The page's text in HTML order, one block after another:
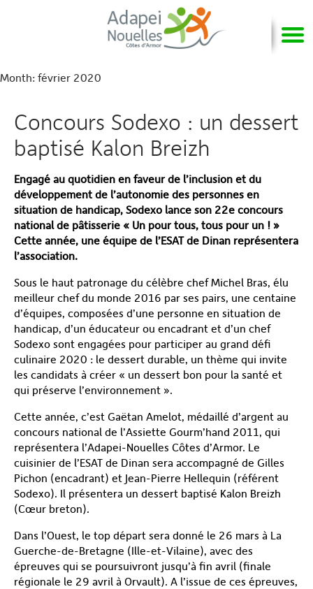
Month: février 2020
Concours Sodexo : un dessert
baptisé Kalon Breizh
Engagé au quotidien en faveur de l’inclusion et du
développement de l’autonomie des personnes en
situation de handicap, Sodexo lance son 22e concours
national de pâtisserie « Un pour tous, tous pour un ! »
Cette année, une équipe de l’ESAT de Dinan représentera
l’association.
Sous le haut patronage du célèbre chef Michel Bras, élu
meilleur chef du monde 2016 par ses pairs, une centaine
d’équipes, composées d’une personne en situation de
handicap, d’un éducateur ou encadrant et d’un chef
Sodexo sont engagées pour participer au grand défi
culinaire 2020 : le dessert durable, un thème qui invite
les candidats à créer « un dessert bon pour la santé et
qui préserve l’environnement ».
Cette année, c’est Gaëtan Amelot, médaillé d’argent au
concours national de l’Assiette Gourm’hand 2011, qui
représentera l’Adapei-Nouelles Côtes d’Armor. Le
cuisinier de l’ESAT de Dinan sera accompagné de Gilles
Pichon (encadrant) et Jean-Pierre Hellequin (référent
Sodexo). Il présentera un dessert baptisé Kalon Breizh
(Cœur breton).
Dans l’Ouest, le top départ sera donné le 26 mars à La
Guerche-de-Bretagne (Ille-et-Vilaine), avec des
épreuves qui se poursuivront jusqu’à fin avril (finale
régionale le 29 avril à Orvault). A l’issue de ces épreuves,